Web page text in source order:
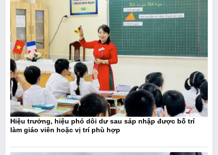
Hiệu trưởng, hiệu phó dôi dư sau sáp nhập được bố trí
làm giáo viên hoặc vị trí phù hợp